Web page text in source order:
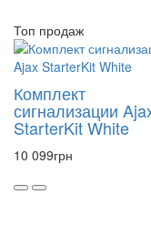
Топ продаж
Комплект
сигнализации
StarterKit White
10 099грн